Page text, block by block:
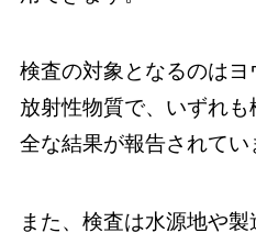
検査の対象となるのは
放射性物質で、いずれ
全な結果が報告されてい
また、検査は水源地や